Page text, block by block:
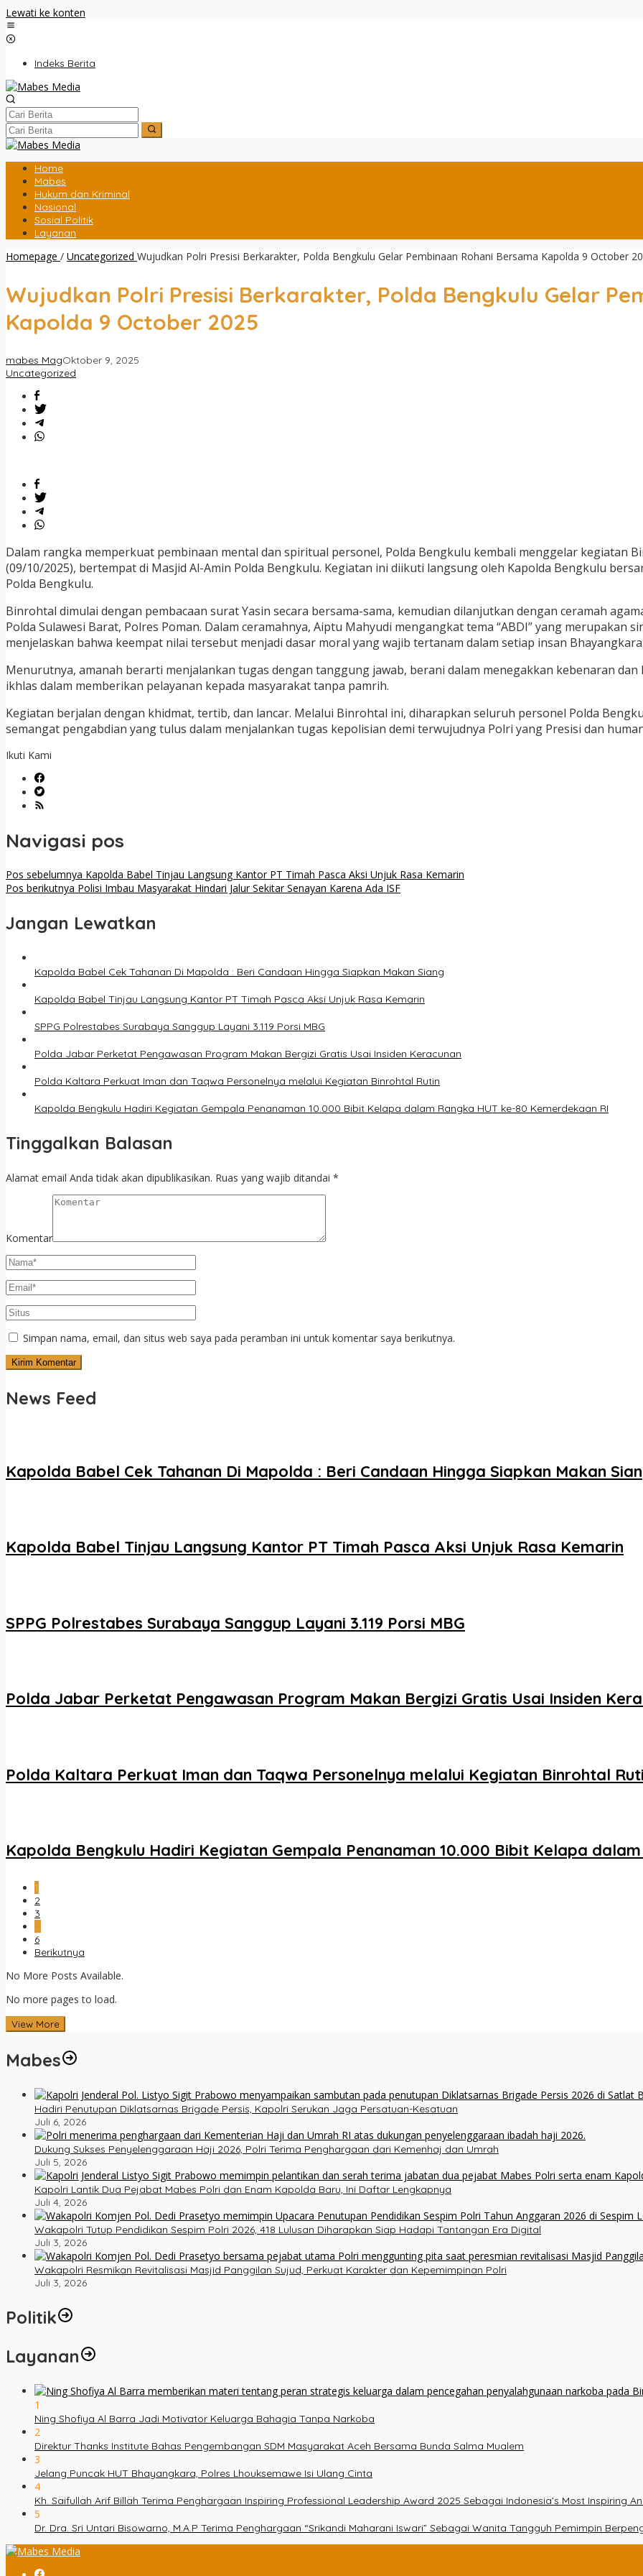
Lewati ke konten
Indeks Berita
Home
Mabes
Hukum dan Kriminal
Nasional
Sosial Politik
Layanan
Homepage / Uncategorized Wujudkan Polri Presisi Berkarakter, Polda Bengkulu Gelar Pembinaan Rohani Bersama Kapolda 9 October
Wujudkan Polri Presisi Berkarakter, Polda Bengkulu Gelar
Kapolda 9 October 2025
mabes MagOktober 9, 2025
Uncategorized
Dalam rangka memperkuat pembinaan mental dan spiritual personel, Polda Bengkulu kembali menggelar kegiatan
(09/10/2025), bertempat di Masjid Al-Amin Polda Bengkulu. Kegiatan ini diikuti langsung oleh Kapolda Bengkulu
Polda Bengkulu.
Binrohtal dimulai dengan pembacaan surat Yasin secara bersama-sama, kemudian dilanjutkan dengan ceramah
Polda Sulawesi Barat, Polres Poman. Dalam ceramahnya, Aiptu Mahyudi mengangkat tema “ABDI” yang merupakan
menjelaskan bahwa keempat nilai tersebut menjadi dasar moral yang wajib tertanam dalam setiap insan
Menurutnya, amanah berarti menjalankan tugas dengan tanggung jawab, berani dalam menegakkan kebenaran
ikhlas dalam memberikan pelayanan kepada masyarakat tanpa pamrih.
Kegiatan berjalan dengan khidmat, tertib, dan lancar. Melalui Binrohtal ini, diharapkan seluruh personel Polda
semangat pengabdian yang tulus dalam menjalankan tugas kepolisian demi terwujudnya Polri yang Presisi dan
Ikuti Kami
Navigasi pos
Pos sebelumnya Kapolda Babel Tinjau Langsung Kantor PT Timah Pasca Aksi Unjuk Rasa Kemarin
Pos berikutnya Polisi Imbau Masyarakat Hindari Jalur Sekitar Senayan Karena Ada ISF
Jangan Lewatkan
Kapolda Babel Cek Tahanan Di Mapolda : Beri Candaan Hingga Siapkan Makan Siang
Kapolda Babel Tinjau Langsung Kantor PT Timah Pasca Aksi Unjuk Rasa Kemarin
SPPG Polrestabes Surabaya Sanggup Layani 3.119 Porsi MBG
Polda Jabar Perketat Pengawasan Program Makan Bergizi Gratis Usai Insiden Keracunan
​Polda Kaltara Perkuat Iman dan Taqwa Personelnya melalui Kegiatan Binrohtal Rutin
Kapolda Bengkulu Hadiri Kegiatan Gempala Penanaman 10.000 Bibit Kelapa dalam Rangka HUT ke-80 Kemerdekaan RI
Tinggalkan Balasan
Alamat email Anda tidak akan dipublikasikan. Ruas yang wajib ditandai *
Komentar
Simpan nama, email, dan situs web saya pada peramban ini untuk komentar saya berikutnya.
News Feed
Kapolda Babel Cek Tahanan Di Mapolda : Beri Candaan Hingga Siapkan Makan
Kapolda Babel Tinjau Langsung Kantor PT Timah Pasca Aksi Unjuk Rasa Kemarin
SPPG Polrestabes Surabaya Sanggup Layani 3.119 Porsi MBG
Polda Jabar Perketat Pengawasan Program Makan Bergizi Gratis Usai Insiden
​Polda Kaltara Perkuat Iman dan Taqwa Personelnya melalui Kegiatan Binrohtal
Kapolda Bengkulu Hadiri Kegiatan Gempala Penanaman 10.000 Bibit Kelapa
1
2
3
…
6
Berikutnya
No More Posts Available.
No more pages to load.
View More
Mabes
Hadiri Penutupan Diklatsarnas Brigade Persis, Kapolri Serukan Jaga Persatuan-Kesatuan
Juli 6, 2026
Dukung Sukses Penyelenggaraan Haji 2026, Polri Terima Penghargaan dari Kemenhaj dan Umrah
Juli 5, 2026
Kapolri Lantik Dua Pejabat Mabes Polri dan Enam Kapolda Baru, Ini Daftar Lengkapnya
Juli 4, 2026
Wakapolri Tutup Pendidikan Sespim Polri 2026, 418 Lulusan Diharapkan Siap Hadapi Tantangan Era Digital
Juli 3, 2026
Wakapolri Resmikan Revitalisasi Masjid Panggilan Sujud, Perkuat Karakter dan Kepemimpinan Polri
Juli 3, 2026
Politik
Layanan
1
Ning Shofiya Al Barra Jadi Motivator Keluarga Bahagia Tanpa Narkoba
2
Direktur Thanks Institute Bahas Pengembangan SDM Masyarakat Aceh Bersama Bunda Salma Mualem
3
Jelang Puncak HUT Bhayangkara, Polres Lhouksemawe Isi Ulang Cinta
4
Kh. Saifullah Arif Billah Terima Penghargaan Inspiring Professional Leadership Award 2025 Sebagai Indonesia’s Most Inspiring
5
Dr. Dra. Sri Untari Bisowarno, M.A.P Terima Penghargaan “Srikandi Maharani Iswari” Sebagai Wanita Tangguh Pemimpin